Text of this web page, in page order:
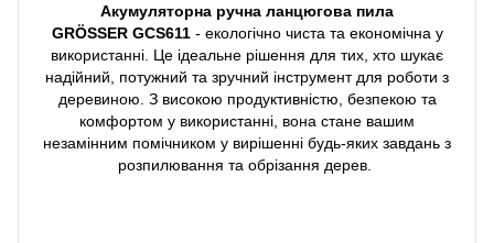
Акумуляторна ручна ланцюгова пила
GRÖSSER GCS611- екологічно чиста та економічна у
використанні. Це ідеальне рішення для тих, хто шукає
надійний, потужний та зручний інструмент для роботи з
деревиною. З високою продуктивністю, безпекою та
комфортом у використанні, вона стане вашим
незамінним помічником у вирішенні будь-яких завдань з
розпилювання та обрізання дерев.